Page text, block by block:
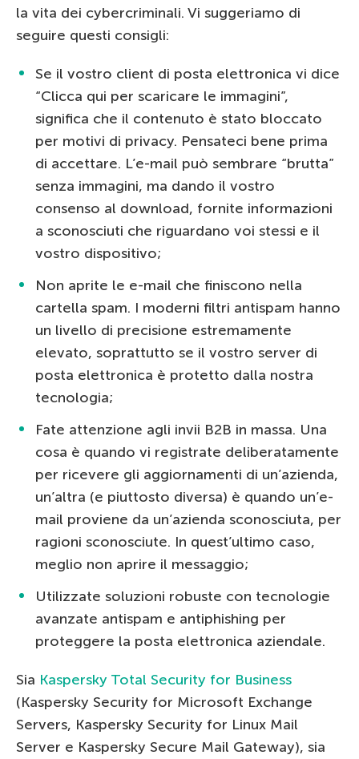
la vita dei cybercriminali. Vi suggeriamo di
seguire questi consigli:
Se il vostro client di posta elettronica vi dice
“Clicca qui per scaricare le immagini”,
significa che il contenuto è stato bloccato
per motivi di privacy. Pensateci bene prima
di accettare. L’e-mail può sembrare “brutta”
senza immagini, ma dando il vostro
consenso al download, fornite informazioni
a sconosciuti che riguardano voi stessi e il
vostro dispositivo;
Non aprite le e-mail che finiscono nella
cartella spam. I moderni filtri antispam hanno
un livello di precisione estremamente
elevato, soprattutto se il vostro server di
posta elettronica è protetto dalla nostra
tecnologia;
Fate attenzione agli invii B2B in massa. Una
cosa è quando vi registrate deliberatamente
per ricevere gli aggiornamenti di un’azienda,
un’altra (e piuttosto diversa) è quando un’e-
mail proviene da un’azienda sconosciuta, per
ragioni sconosciute. In quest’ultimo caso,
meglio non aprire il messaggio;
Utilizzate soluzioni robuste con tecnologie
avanzate antispam e antiphishing per
proteggere la posta elettronica aziendale.
Sia Kaspersky Total Security for Business
(Kaspersky Security for Microsoft Exchange
Servers, Kaspersky Security for Linux Mail
Server e Kaspersky Secure Mail Gateway), sia